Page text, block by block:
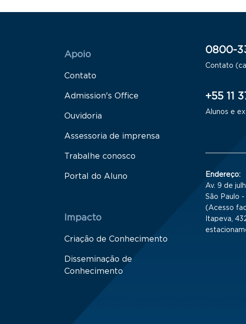
Rodapé 2
Apoio
Contato
Admission's Office
Ouvidoria
Assessoria de imprensa
Trabalhe conosco
Portal do Aluno
Impacto
Criação de Conhecimento
Disseminação de
Conhecimento
0800-
Contato
+55 11
Alunos e
Endereço:
Av. 9 de
São Paulo -
(Acesso
Itapeva,